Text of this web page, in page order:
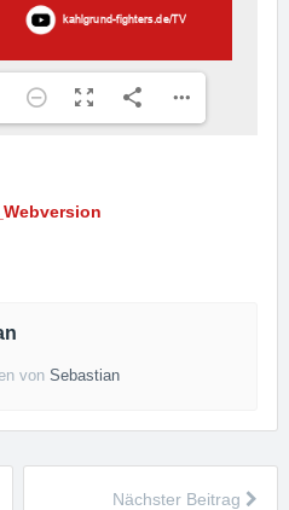
vonSebastian
Nächster Beitrag